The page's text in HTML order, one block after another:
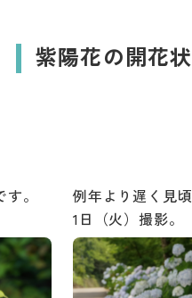
紫陽花の開花
。
例年より遅く見
1日（火）撮影。